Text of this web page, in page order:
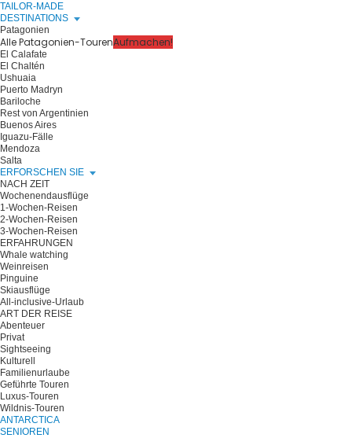
TAILOR-MADE
DESTINATIONS
Patagonien
Alle Patagonien-TourenAufmachen!
El Calafate
El Chaltén
Ushuaia
Puerto Madryn
Bariloche
Rest von Argentinien
Buenos Aires
Iguazu-Fälle
Mendoza
Salta
ERFORSCHEN SIE
NACH ZEIT
Wochenendausflüge
1-Wochen-Reisen
2-Wochen-Reisen
3-Wochen-Reisen
ERFAHRUNGEN
Whale watching
Weinreisen
Pinguine
Skiausflüge
All-inclusive-Urlaub
ART DER REISE
Abenteuer
Privat
Sightseeing
Kulturell
Familienurlaube
Geführte Touren
Luxus-Touren
Wildnis-Touren
ANTARCTICA
SENIOREN